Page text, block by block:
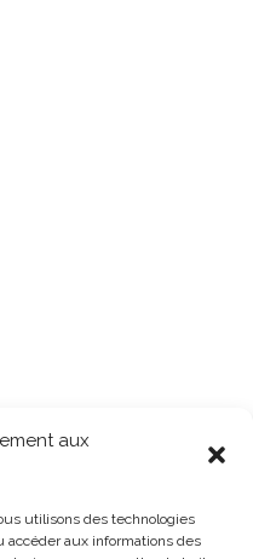
aux
utilisons des technologies
aux informations des